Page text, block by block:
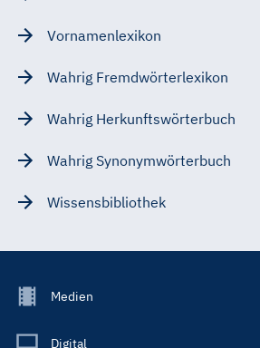
Vornamenlexikon
Wahrig Fremdwörterlexikon
Wahrig Herkunftswörterbuch
Wahrig Synonymwörterbuch
Wissensbibliothek
Footer
Main
Medien
Digital